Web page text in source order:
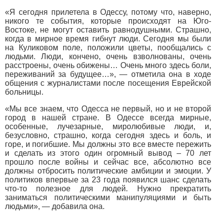
«Я сегодня прилетела в Одессу, потому что, наверно,
никого те события, которые происходят на Юго-
Востоке, не могут оставить равнодушными. Страшно,
когда в мирное время гибнут люди. Сегодня мы были
на Куликовом поле, положили цветы, пообщались с
людьми. Люди, кончено, очень взволнованы, очень
расстроены, очень обижены… Очень много здесь боли,
переживаний за будущее…», ― отметила она в ходе
общения с журналистами после посещения Еврейской
больницы.
«Мы все знаем, что Одесса не первый, но и не второй
город в нашей стране. В Одессе всегда мирные,
особенные, лучезарные, миролюбивые люди, и,
безусловно, страшно, когда сегодня здесь и боль, и
горе, и погибшие. Мы должны это все вместе пережить
и сделать из этого один огромный вывод – 70 лет
прошло после войны и сейчас все, абсолютно все
должны отбросить политические амбиции и эмоции. У
политиков впервые за 23 года появился шанс сделать
что-то полезное для людей. Нужно прекратить
заниматься политическими манипуляциями и быть
людьми», ― добавила она.